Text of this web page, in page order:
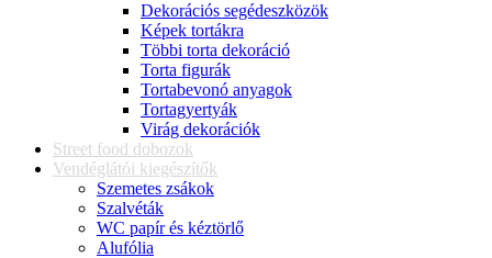
Dekorációs segédeszközök
Képek tortákra
Többi torta dekoráció
Torta figurák
Tortabevonó anyagok
Tortagyertyák
Virág dekorációk
Street food dobozok
Vendéglátói kiegészítők
Szemetes zsákok
Szalvéták
WC papír és kéztörlő
Alufólia